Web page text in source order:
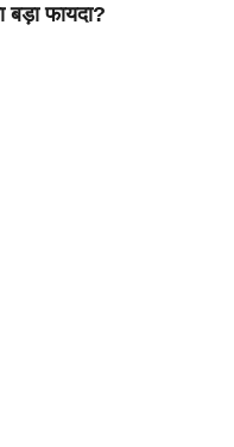
बड़ा फायदा?